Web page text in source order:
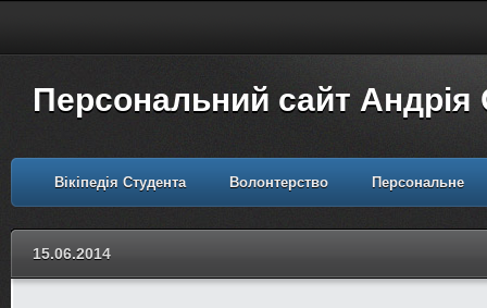
Персональний сайт Андрія
Вікіпедія Студента Волонтерство Персональне
15.06.2014